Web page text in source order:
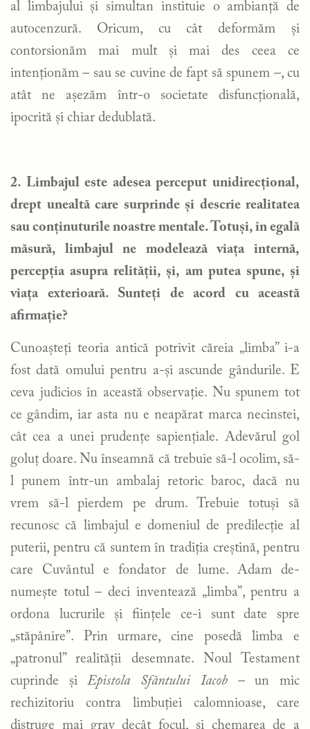
al limbajului și simultan instituie o ambianță de
autocenzură. Oricum, cu cât deformăm și
contorsionăm mai mult și mai des ceea ce
intenționăm – sau se cuvine de fapt să spunem –, cu
atât ne așezăm într-o societate disfuncțională,
ipocrită și chiar dedublată.
2. Limbajul este adesea perceput unidirecțional,
drept unealtă care surprinde și descrie realitatea
sau conținuturile noastre mentale. Totuși, în egală
măsură, limbajul ne modelează viața internă,
percepția asupra relității, și, am putea spune, și
viața exterioară. Sunteți de acord cu această
afirmație?
Cunoașteți teoria antică potrivit căreia „limba” i-a
fost dată omului pentru a-și ascunde gândurile. E
ceva judicios în această observație. Nu spunem tot
ce gândim, iar asta nu e neapărat marca necinstei,
cât cea a unei prudențe sapiențiale. Adevărul gol
goluț doare. Nu înseamnă că trebuie să-l ocolim, să-
l punem într-un ambalaj retoric baroc, dacă nu
vrem să-l pierdem pe drum. Trebuie totuși să
recunosc că limbajul e domeniul de predilecție al
puterii, pentru că suntem în tradiția creștină, pentru
care Cuvântul e fondator de lume. Adam de-
numește totul – deci inventează „limba”, pentru a
ordona lucrurile și ființele ce-i sunt date spre
„stăpânire”. Prin urmare, cine posedă limba e
„patronul” realității desemnate. Noul Testament
cuprinde șiEpistola Sfântului Iacob– un mic
rechizitoriu contra limbuției calomnioase, care
distruge mai grav decât focul, și chemarea de a